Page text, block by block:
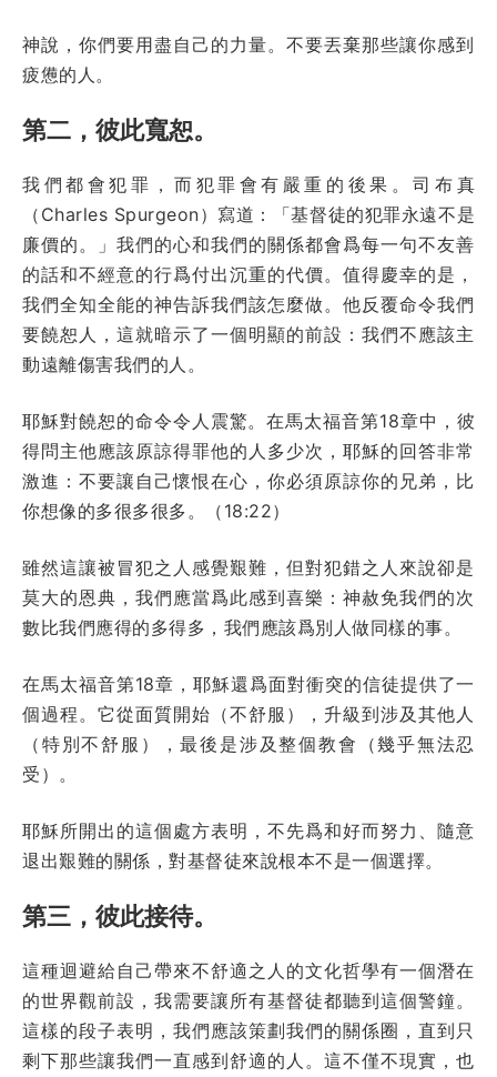
神說，你們要用盡自己的力量。不要丟棄那些讓你感到
疲憊的人。
第二，彼此寬恕。
我們都會犯罪，而犯罪會有嚴重的後果。司布真
（Charles Spurgeon）寫道：「基督徒的犯罪永遠不是
廉價的。」我們的心和我們的關係都會爲每一句不友善
的話和不經意的行爲付出沉重的代價。值得慶幸的是，
我們全知全能的神告訴我們該怎麼做。他反覆命令我們
要饒恕人，這就暗示了一個明顯的前設：我們不應該主
動遠離傷害我們的人。
耶穌對饒恕的命令令人震驚。在馬太福音第18章中，彼
得問主他應該原諒得罪他的人多少次，耶穌的回答非常
激進：不要讓自己懷恨在心，你必須原諒你的兄弟，比
你想像的多很多很多。（18:22）
雖然這讓被冒犯之人感覺艱難，但對犯錯之人來說卻是
莫大的恩典，我們應當爲此感到喜樂：神赦免我們的次
數比我們應得的多得多，我們應該爲別人做同樣的事。
在馬太福音第18章，耶穌還爲面對衝突的信徒提供了一
個過程。它從面質開始（不舒服），升級到涉及其他人
（特別不舒服），最後是涉及整個教會（幾乎無法忍
受）。
耶穌所開出的這個處方表明，不先爲和好而努力、隨意
退出艱難的關係，對基督徒來說根本不是一個選擇。
第三，彼此接待。
這種迴避給自己帶來不舒適之人的文化哲學有一個潛在
的世界觀前設，我需要讓所有基督徒都聽到這個警鐘。
這樣的段子表明，我們應該策劃我們的關係圈，直到只
剩下那些讓我們一直感到舒適的人。這不僅不現實，也